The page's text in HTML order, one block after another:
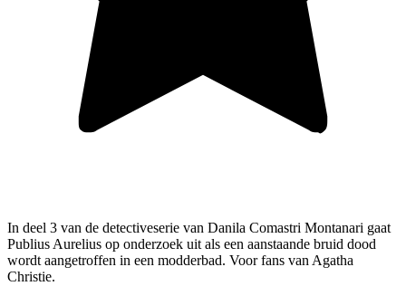
In deel 3 van de detectiveserie van Danila Comastri Montanari gaat
Publius Aurelius op onderzoek uit als een aanstaande bruid dood
wordt aangetroffen in een modderbad. Voor fans van Agatha
Christie.